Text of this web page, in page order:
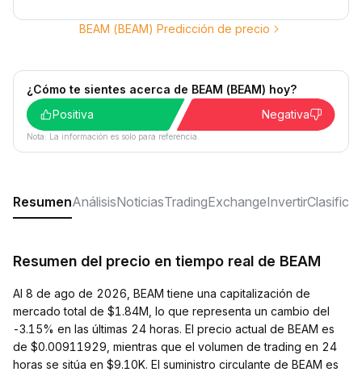
BEAM (BEAM) Predicción de precio
¿Cómo te sientes acerca de BEAM (BEAM) hoy?
Positiva
Negativa
Nota: La información es solo para referencia.
ResumenAnálisisNoticiasTradingExchangeInvertir
Resumen del precio en tiempo real de BEAM
Al 8 de ago de 2026, BEAM tiene una capitalización de
mercado total de $1.84M, lo que representa un cambio del
-3.15% en las últimas 24 horas. El precio actual de BEAM es
de $0.00911929, mientras que el volumen de trading en 24
horas se sitúa en $9.10K. El suministro circulante de BEAM es